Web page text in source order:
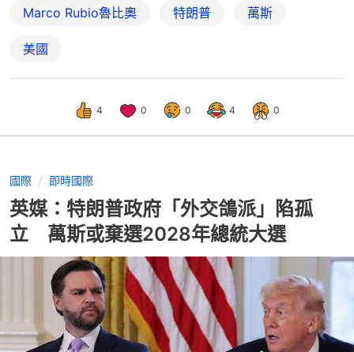
Marco Rubio魯比奧 特朗普 萬斯
美國
4 0 0 4 0
國際 即時國際
英媒：特朗普政府「外交鴿派」陷孤
立 萬斯或棄選2028年總統大選